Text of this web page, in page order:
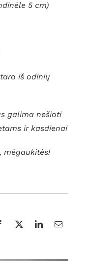
5 cm)
iš odinių
galima nešioti
ir kasdienai
mėgaukitės!